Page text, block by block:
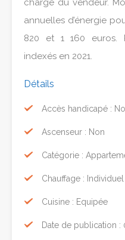
charge du vendeur.
annuelles d’énergie
820 et 1 160 euros.
indexés en 2021.
Détails
Accès handicapé :
Ascenseur : Non
Catégorie :
Chauffage : Individuel
Cuisine : Equipée
Date de publication